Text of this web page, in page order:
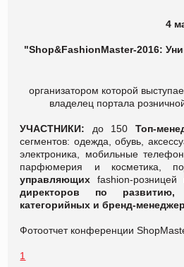
4
"Shop&FashionMaster-2016:
организатором которой
владелец портала
УЧАСТНИКИ: до 150 Топ-
сегментов: одежда, обувь,
электроника, мобильные
парфюмерия и косметика,
управляющих fashion-
директоров по развитию,
категорийных и бренд-
Фотоотчет конференции
1